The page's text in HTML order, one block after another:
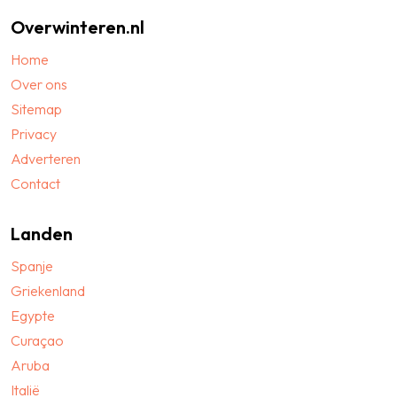
Overwinteren.nl
Home
Over ons
Sitemap
Privacy
Adverteren
Contact
Landen
Spanje
Griekenland
Egypte
Curaçao
Aruba
Italië